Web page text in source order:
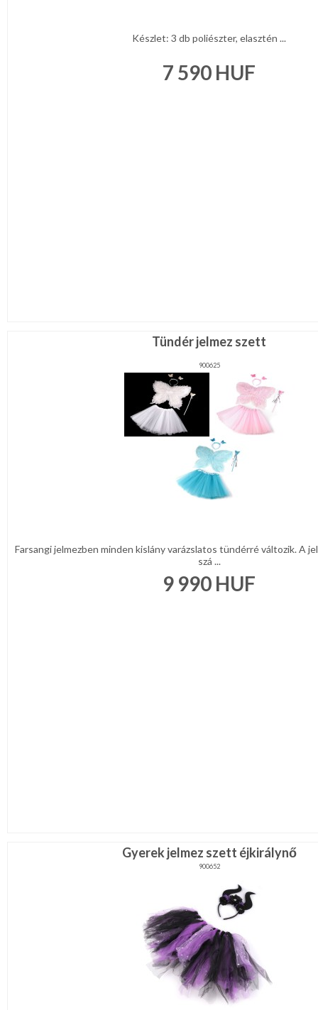
Készlet: 3 db poliészter, elasztén ...
7 590 HUF
Tündér jelmez szett
900625
Farsangi jelmezben minden kislány varázslatos tündérré változik. A
szá ...
9 990 HUF
Gyerek jelmez szett éjkirálynő
900652